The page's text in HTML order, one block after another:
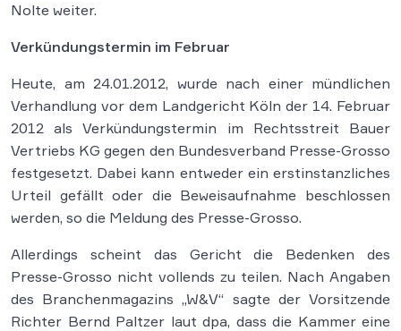
Nolte weiter.
Verkündungstermin im Februar
Heute, am 24.01.2012, wurde nach einer mündlichen
Verhandlung vor dem Landgericht Köln der 14. Februar
2012 als Verkündungstermin im Rechtsstreit Bauer
Vertriebs KG gegen den Bundesverband Presse-Grosso
festgesetzt. Dabei kann entweder ein erstinstanzliches
Urteil gefällt oder die Beweisaufnahme beschlossen
werden, so die Meldung des Presse-Grosso.
Allerdings scheint das Gericht die Bedenken des
Presse-Grosso nicht vollends zu teilen. Nach Angaben
des Branchenmagazins „W&V“ sagte der Vorsitzende
Richter Bernd Paltzer laut dpa, dass die Kammer eine